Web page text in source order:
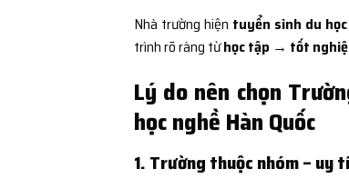
Nhà trường hiện tuyển sinh du
trình rõ ràng từhọc tập → tốt
Lý do nên chọn
học nghề Hàn Quốc
1. Trường thuộc nhóm – uy